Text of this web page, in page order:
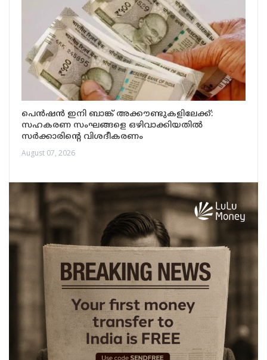
പെൻഷൻ ഇനി ബാങ്ക് അക്കൗണ്ടുകളിലേക്ക്:
സഹകരണ സംഘങ്ങളെ ഒഴിവാക്കിയതിൽ
സർക്കാരിന്റെ വിശദീകരണം
August 07, 2026